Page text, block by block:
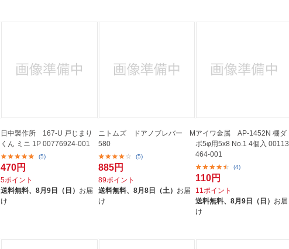
日中製作所 167-U 戸じまり
くん ミニ 1P 00776924-001
(5)
470円
5ポイント
送料無料、8月9日（日） お届
け
ニトムズ ドアノブレバー M
580
(5)
885円
89ポイント
送料無料、 8月8日（土） お届
け
アイワ金属 AP-1452N 棚ダ
ボ5φ用5x8 No.1 4個入 00113
464-001
(4)
110円
11ポイント
送料無料、8月9日（日） お届
け